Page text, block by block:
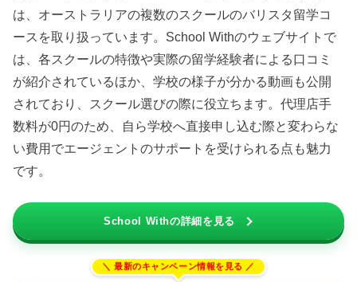
は、オーストラリアの複数のスクールのバリスタ留学コ
ースを取り扱っています。School Withのウェブサイトで
は、各スクールの特徴や実際の留学経験者による口コミ
が紹介されているほか、学校の様子が分かる動画も公開
されており、スクール選びの際に役立ちます。代理店手
数料が0円のため、自ら学校へ直接申し込む際と変わらな
い費用でエージェントのサポートを受けられる点も魅力
です。
School Withの詳細を見る